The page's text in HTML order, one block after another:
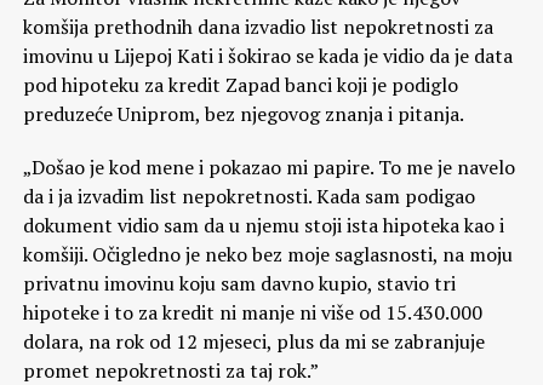
komšija prethodnih dana izvadio list nepokretnosti za
imovinu u Lijepoj Kati i šokirao se kada je vidio da je data
pod hipoteku za kredit Zapad banci koji je podiglo
preduzeće Uniprom, bez njegovog znanja i pitanja.
„Došao je kod mene i pokazao mi papire. To me je navelo
da i ja izvadim list nepokretnosti. Kada sam podigao
dokument vidio sam da u njemu stoji ista hipoteka kao i
komšiji. Očigledno je neko bez moje saglasnosti, na moju
privatnu imovinu koju sam davno kupio, stavio tri
hipoteke i to za kredit ni manje ni više od 15.430.000
dolara, na rok od 12 mjeseci, plus da mi se zabranjuje
promet nepokretnosti za taj rok.”